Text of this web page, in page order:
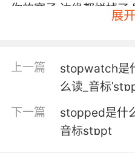
你的塞子 边缘都烂掉了
我发现它被一个陶瓷的
然后你看看
5. Hodgins just
tub's drain stopper.
展
上一篇
stopwatch是
么读_音标
下一篇
stopped是什
音标stɒpt